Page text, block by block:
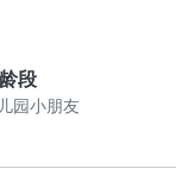
段
园小朋友